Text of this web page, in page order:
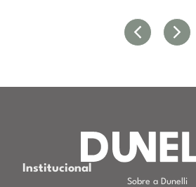
Institucional
Sobre a Dunelli